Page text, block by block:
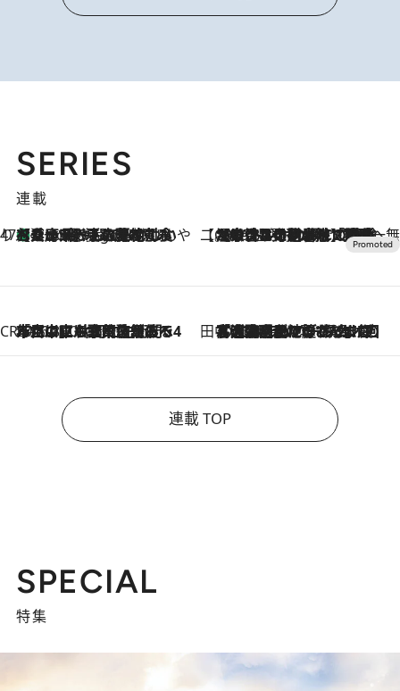
SERIES
連載
47都道府県の手みやげ ひんやりスイーツで夏を満喫
4 Hours Ago
【兵庫県】この夏絶対食べたい 冷やしておいしいおやつ3選 淡路島の恵みをジェラートに集約 【CREA×星野リゾート】唯一無二。癒しと発見が待つ場所へ
2026.8.7
【トンボの足水浴】ヒノキの香りに包まれて涼感マックス！約13℃の湧水かけ流しを避暑地「星野温泉 トンボの湯」で体験
CREA'S CHOICE
2026.8.7
「立川にも歌舞伎があるんだよ」 片岡仁左衛門・市川中車ら豪華座組みで4年目の立川立飛歌舞伎へ 田中稲の勝手に再ブーム
2026.8.7
「湘南乃風に憧れて」観客大盛上がりの“タオル回し”に、ラッパー顔負けの高速歌唱まで…さだまさし（74）のアグレッシブすぎる現在地
連載 TOP
SPECIAL
特集